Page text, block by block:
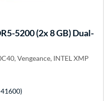
5200 (2x 8 GB) Dual-
Vengeance, INTEL XMP